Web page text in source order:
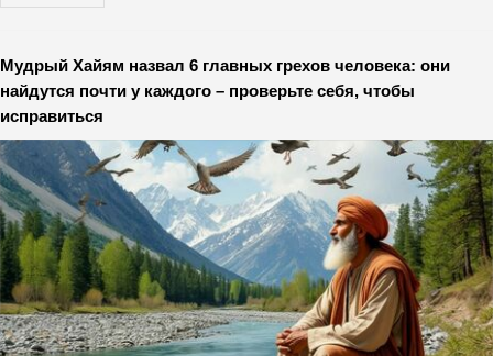
Мудрый Хайям назвал 6 главных грехов человека: они
найдутся почти у каждого – проверьте себя, чтобы
исправиться